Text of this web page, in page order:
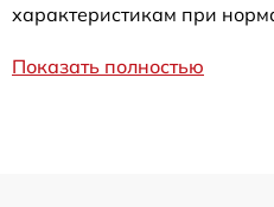
характеристикам при
Показать полностью